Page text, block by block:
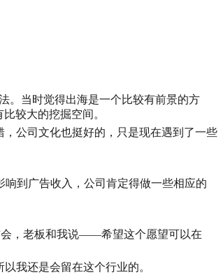
。当时觉得出海是一个比较有前景的方
较大的挖掘空间。
，公司文化也挺好的，只是现在遇到了一些
响到广告收入，公司肯定得做一些相应的
，老板和我说——希望这个愿望可以在
以我还是会留在这个行业的。